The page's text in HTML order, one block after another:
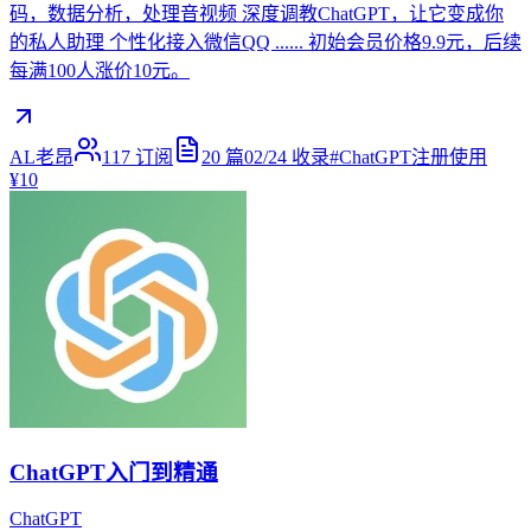
码，数据分析，处理音视频 深度调教ChatGPT，让它变成你
的私人助理 个性化接入微信QQ ...... 初始会员价格9.9元，后续
每满100人涨价10元。
AL老昂 117 订阅 20 篇02/24 收录#ChatGPT注册使用
¥10
ChatGPT入门到精通
ChatGPT